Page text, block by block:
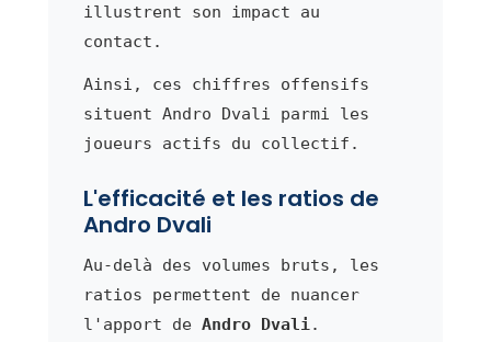
illustrent son impact au
contact.
Ainsi, ces chiffres offensifs
situent Andro Dvali parmi les
joueurs actifs du collectif.
L'efficacité et les ratios de
Andro Dvali
Au-delà des volumes bruts, les
ratios permettent de nuancer
l'apport de Andro Dvali.